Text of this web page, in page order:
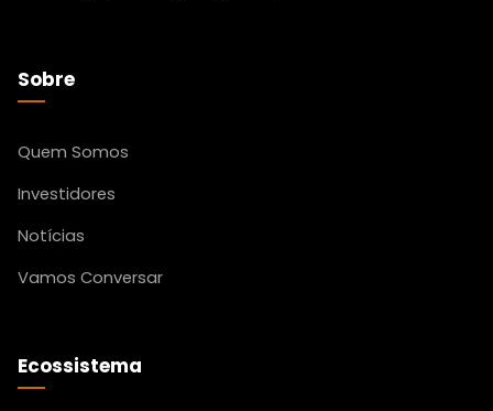
Sobre
Quem Somos
Investidores
Notícias
Vamos Conversar
Ecossistema